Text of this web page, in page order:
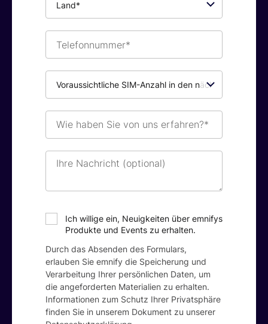
SIM-
Anzahl
in
den
nächsten
12
Monaten*
haben
Sie
von
uns
*
Nachricht
Ich willige ein, Neuigkeiten über emnifys
Produkte und Events zu erhalten.
Durch das Absenden des Formulars,
erlauben Sie emnify die Speicherung und
Verarbeitung Ihrer persönlichen Daten, um
die angeforderten Materialien zu erhalten.
Informationen zum Schutz Ihrer Privatsphäre
finden Sie in unserem Dokument zu unserer